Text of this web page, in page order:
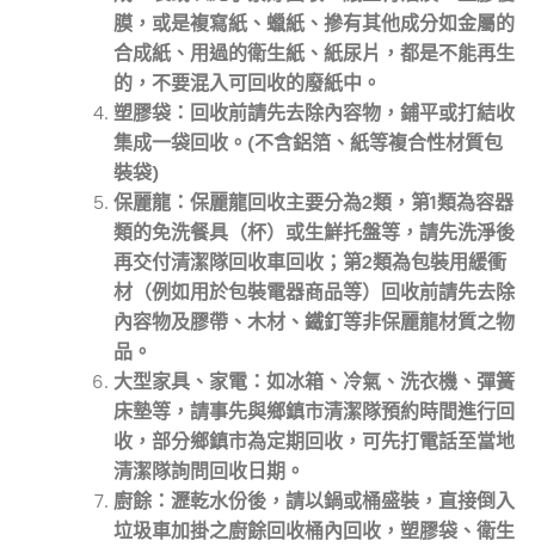
膜，或是複寫紙、蠟紙、摻有其他成分如金屬的
合成紙、用過的衛生紙、紙尿片，都是不能再生
的，不要混入可回收的廢紙中。
塑膠袋：回收前請先去除內容物，鋪平或打結收
集成一袋回收。(不含鋁箔、紙等複合性材質包
裝袋)
保麗龍：保麗龍回收主要分為2類，第1類為容器
類的免洗餐具（杯）或生鮮托盤等，請先洗淨後
再交付清潔隊回收車回收；第2類為包裝用緩衝
材（例如用於包裝電器商品等）回收前請先去除
內容物及膠帶、木材、鐵釘等非保麗龍材質之物
品。
大型家具、家電：如冰箱、冷氣、洗衣機、彈簧
床墊等，請事先與鄉鎮市清潔隊預約時間進行回
收，部分鄉鎮市為定期回收，可先打電話至當地
清潔隊詢問回收日期。
廚餘：瀝乾水份後，請以鍋或桶盛裝，直接倒入
垃圾車加掛之廚餘回收桶內回收，塑膠袋、衛生